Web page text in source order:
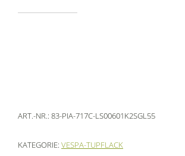
ART.-NR.: 83-PIA-717C-LS00601K2SGL55
KATEGORIE: VESPA-TUPFLACK